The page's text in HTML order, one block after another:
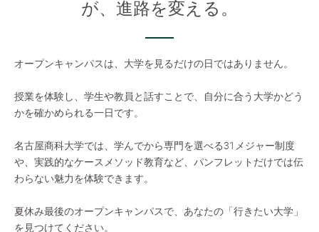
が、進路を変える。
オープンキャンパスは、大学を見るだけの日ではありません。
授業を体験し、学生や教員と話すことで、自分に合う大学かどう
かを確かめられる一日です。
名古屋商科大学では、学んでから専門を選べる31メジャー制度
や、実践的なケースメソッド教育など、パンフレットだけでは伝
わらない魅力を体験できます。
夏休み最後のオープンキャンパスで、あなたの「行きたい大学」
を見つけてください。